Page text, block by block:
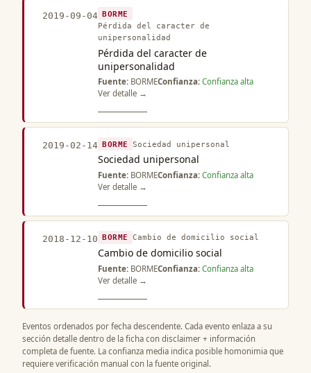
2019-09-04 BORME
Pérdida del caracter de
unipersonalidad
Pérdida del caracter de
unipersonalidad
Fuente: BORMEConfianza: Confianza alta
Ver detalle →
2019-02-14 BORME Sociedad unipersonal
Sociedad unipersonal
Fuente: BORMEConfianza: Confianza alta
Ver detalle →
2018-12-10 BORME Cambio de domicilio social
Cambio de domicilio social
Fuente: BORMEConfianza: Confianza alta
Ver detalle →
Eventos ordenados por fecha descendente. Cada evento enlaza a su
sección detalle dentro de la ficha con disclaimer + información
completa de fuente. La confianza media indica posible homonimia que
requiere verificación manual con la fuente original.